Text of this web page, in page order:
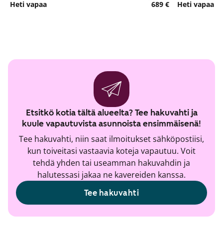
Heti vapaa
689 €
Heti vapaa
Etsitkö kotia tältä alueelta? Tee hakuvahti ja
kuule vapautuvista asunnoista ensimmäisenä!
Tee hakuvahti, niin saat ilmoitukset sähköpostiisi,
kun toiveitasi vastaavia koteja vapautuu. Voit
tehdä yhden tai useamman hakuvahdin ja
halutessasi jakaa ne kavereiden kanssa.
Tee hakuvahti